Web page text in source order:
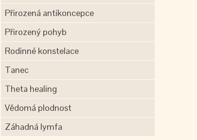
Přirozená antikoncepce
Přirozený pohyb
Rodinné konstelace
Tanec
Theta healing
Vědomá plodnost
Záhadná lymfa